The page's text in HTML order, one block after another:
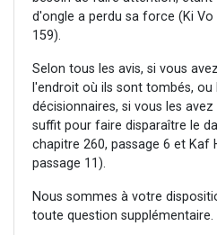
d'ongle a perdu sa force (Ki
159).
Selon tous les avis, si vous
l'endroit où ils sont tombés, ou
décisionnaires, si vous les
suffit pour faire disparaître le
chapitre 260, passage 6 et Kaf
passage 11).
Nous sommes à votre
toute question supplémentaire.